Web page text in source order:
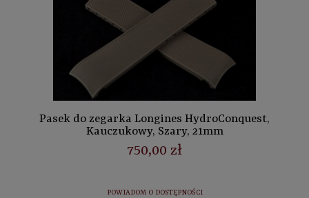
Pasek do zegarka Longines HydroConquest,
Kauczukowy, Szary, 21mm
750,00 zł
POWIADOM O DOSTĘPNOŚCI